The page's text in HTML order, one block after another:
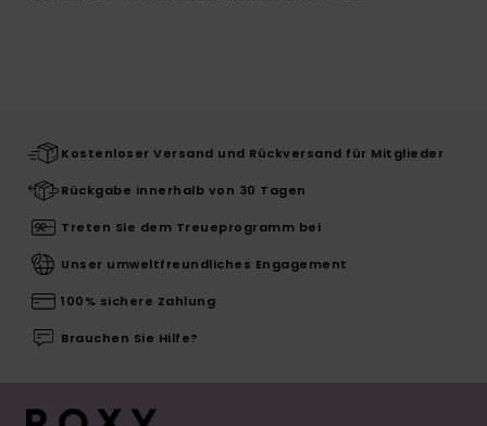
Kostenloser Versand und Rückversand für Mitglieder
Rückgabe innerhalb von 30 Tagen
Treten Sie dem Treueprogramm bei
Unser umweltfreundliches Engagement
100% sichere Zahlung
Brauchen Sie Hilfe?